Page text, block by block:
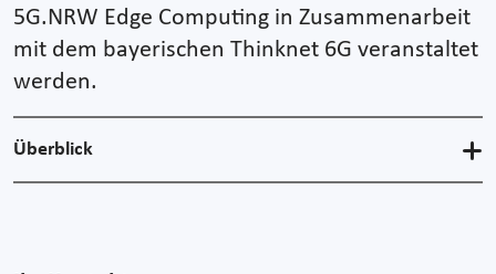
5G.NRW Edge Computing in Zusammenarbeit
mit dem bayerischen Thinknet 6G veranstaltet
werden.
Überblick